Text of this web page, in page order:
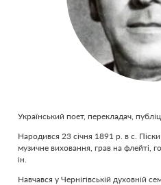
Український поет, перекладач,
Народився 23 січня 1891 р. в с.
музичне виховання, грав на флейті,
ін.
Навчався у Чернігівській духовній